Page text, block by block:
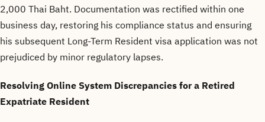
2,000 Thai Baht. Documentation was rectified within one
business day, restoring his compliance status and ensuring
his subsequent Long-Term Resident visa application was not
prejudiced by minor regulatory lapses.
Resolving Online System Discrepancies for a Retired
Expatriate Resident